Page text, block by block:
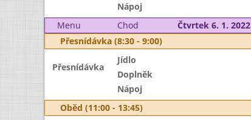
Nápoj
Menu
Chod Čtvrtek 6. 1. 2022
Přesnídávka (8:30 - 9:00)
Přesnídávka
Jídlo
Doplněk
Nápoj
Oběd (11:00 - 13:45)